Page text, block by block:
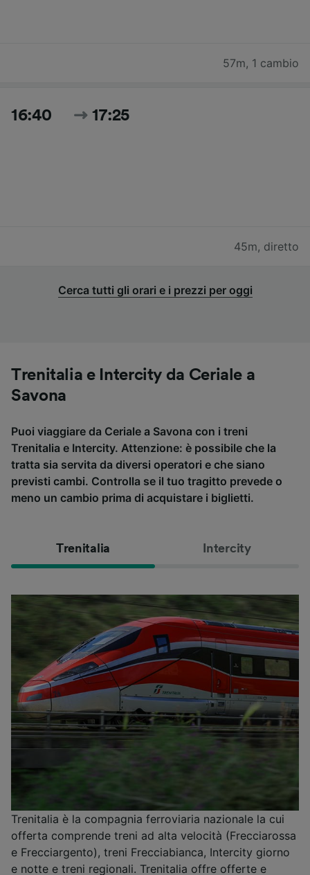
57m, 1 cambio
16:40 17:25
45m, diretto
Cerca tutti gli orari e i prezzi per oggi
Trenitalia e Intercity da Ceriale a
Savona
Puoi viaggiare da Ceriale a Savona con i treni
Trenitalia e Intercity. Attenzione: è possibile che la
tratta sia servita da diversi operatori e che siano
previsti cambi. Controlla se il tuo tragitto prevede o
meno un cambio prima di acquistare i biglietti.
Trenitalia Intercity
Trenitalia è la compagnia ferroviaria nazionale la cui
offerta comprende treni ad alta velocità (Frecciarossa
e Frecciargento), treni Frecciabianca, Intercity giorno
e notte e treni regionali. Trenitalia offre offerte e